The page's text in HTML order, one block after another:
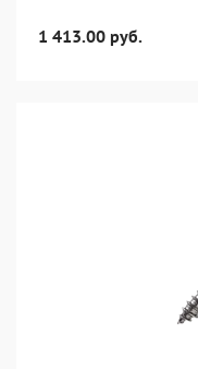
1 413.00 руб.